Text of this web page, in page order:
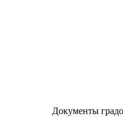
Документы